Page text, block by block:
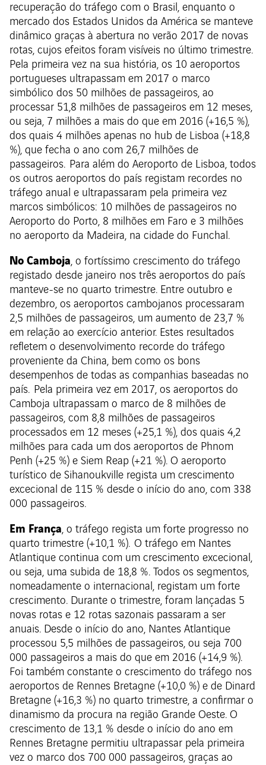
recuperação do tráfego com o Brasil, enquanto o
mercado dos Estados Unidos da América se manteve
dinâmico graças à abertura no verão 2017 de novas
rotas, cujos efeitos foram visíveis no último trimestre.
Pela primeira vez na sua história, os 10 aeroportos
portugueses ultrapassam em 2017 o marco
simbólico dos 50 milhões de passageiros, ao
processar 51,8 milhões de passageiros em 12 meses,
ou seja, 7 milhões a mais do que em 2016 (+16,5 %),
dos quais 4 milhões apenas no hub de Lisboa (+18,8
%), que fecha o ano com 26,7 milhões de
passageiros. Para além do Aeroporto de Lisboa, todos
os outros aeroportos do país registam recordes no
tráfego anual e ultrapassaram pela primeira vez
marcos simbólicos: 10 milhões de passageiros no
Aeroporto do Porto, 8 milhões em Faro e 3 milhões
no aeroporto da Madeira, na cidade do Funchal.
No Camboja, o fortíssimo crescimento do tráfego
registado desde janeiro nos três aeroportos do país
manteve-se no quarto trimestre. Entre outubro e
dezembro, os aeroportos cambojanos processaram
2,5 milhões de passageiros, um aumento de 23,7 %
em relação ao exercício anterior. Estes resultados
refletem o desenvolvimento recorde do tráfego
proveniente da China, bem como os bons
desempenhos de todas as companhias baseadas no
país. Pela primeira vez em 2017, os aeroportos do
Camboja ultrapassam o marco de 8 milhões de
passageiros, com 8,8 milhões de passageiros
processados em 12 meses (+25,1 %), dos quais 4,2
milhões para cada um dos aeroportos de Phnom
Penh (+25 %) e Siem Reap (+21 %). O aeroporto
turístico de Sihanoukville regista um crescimento
excecional de 115 % desde o início do ano, com 338
000 passageiros.
Em França, o tráfego regista um forte progresso no
quarto trimestre (+10,1 %). O tráfego em Nantes
Atlantique continua com um crescimento excecional,
ou seja, uma subida de 18,8 %. Todos os segmentos,
nomeadamente o internacional, registam um forte
crescimento. Durante o trimestre, foram lançadas 5
novas rotas e 12 rotas sazonais passaram a ser
anuais. Desde o início do ano, Nantes Atlantique
processou 5,5 milhões de passageiros, ou seja 700
000 passageiros a mais do que em 2016 (+14,9 %).
Foi também constante o crescimento do tráfego nos
aeroportos de Rennes Bretagne (+10,0 %) e de Dinard
Bretagne (+16,3 %) no quarto trimestre, a confirmar o
dinamismo da procura na região Grande Oeste. O
crescimento de 13,1 % desde o início do ano em
Rennes Bretagne permitiu ultrapassar pela primeira
vez o marco dos 700 000 passageiros, graças ao